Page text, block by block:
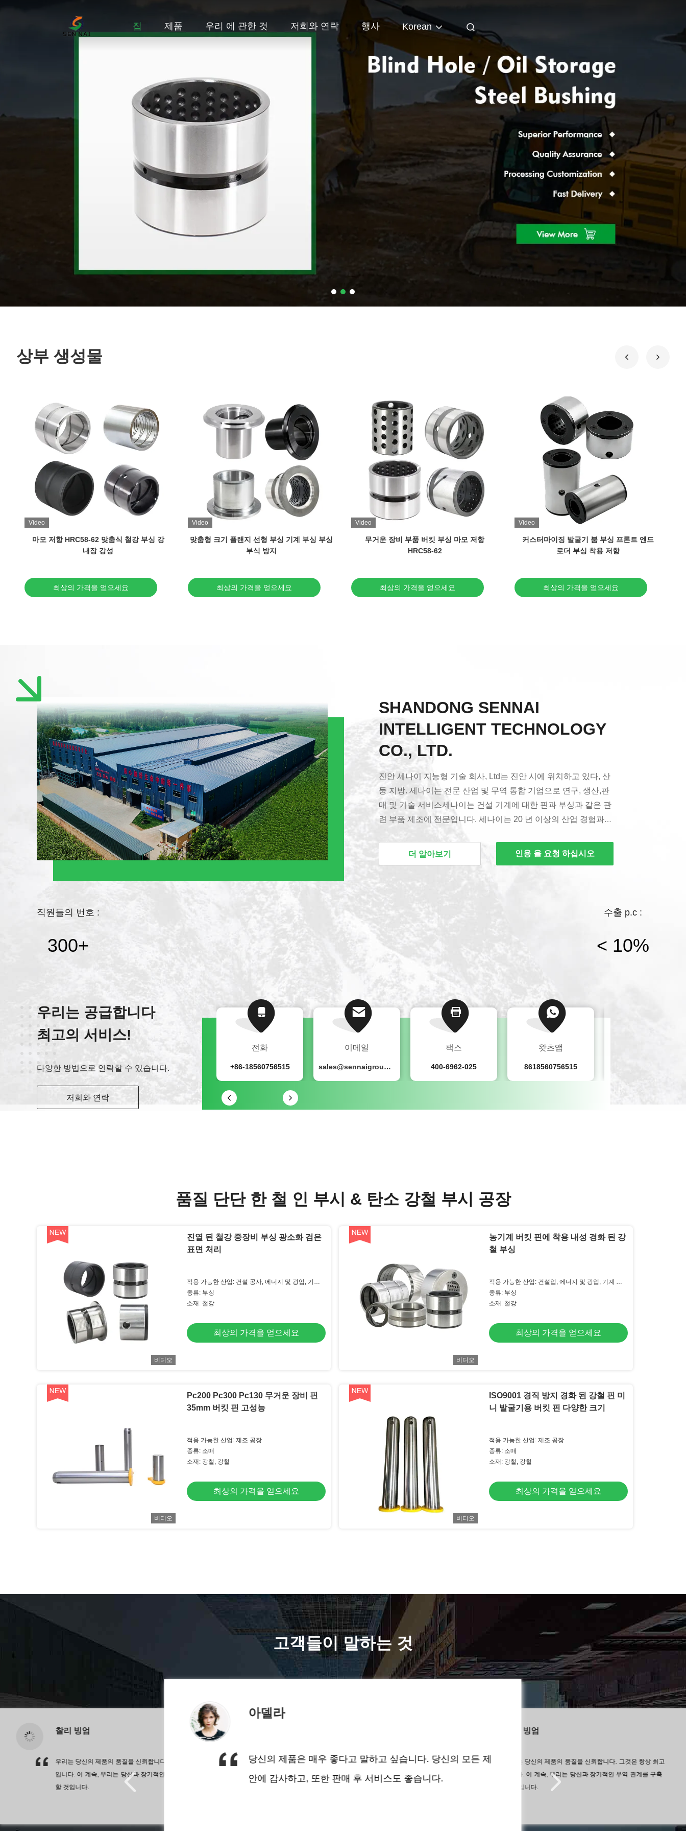
집 제품 우리 에 관한 것 저희와 연락 행사 Korean
상부 생성물
Video
마모 저항 HRC58-62 맞춤식 철강 부싱 강
내장 강성
최상의 가격을 얻으세요
Video
맞춤형 크기 플랜지 선형 부싱 기계 부싱 부싱
부식 방지
최상의 가격을 얻으세요
Video
무거운 장비 부품 버킷 부싱 마모 저항
HRC58-62
최상의 가격을 얻으세요
Video
커스터마이징 발굴기 붐 부싱 프론트 엔드
로더 부싱 착용 저항
최상의 가격을 얻으세요
SHANDONG SENNAI
INTELLIGENT TECHNOLOGY
CO., LTD.
진안 세나이 지능형 기술 회사, Ltd는 진안 시에 위치하고 있다, 산
둥 지방. 세나이는 전문 산업 및 무역 통합 기업으로 연구, 생산,판
매 및 기술 서비스세나이는 건설 기계에 대한 핀과 부싱과 같은 관
련 부품 제조에 전문입니다. 세나이는 20 년 이상의 산업 경험과
글로벌 판매 채널을 가지고 있습니다.국내외적으로 많은 유명한
건설 기계 및 장비 제조업체에 지원 서비스를 제공할 수 있습니다.,
공장은 33,000 평방 미터 면적을 차지합니다. 정밀 롤링 파이프 생
터, 수평 가공 센터, 완전한 열 처리 장비, 고 정밀 밀링 장비, 물리
적 분석 및 테스트 장비 등지원 시설과 함께 대규모 종합 전시실연
구개발실, 전문 테스트실 등...
더 알아보기 인용 을 요청 하십시오
직원들의 번호 :
300+
수출 p.c :
< 10%
우리는 공급합니다
최고의 서비스!
다양한 방법으로 연락할 수 있습니다.
저희와 연락
위챗
+8618560756515
전화
+86-18560756515
이메일
sales@sennaigroup.com
팩스
400-6962-025
왓츠앱
8618560756515
품질 단단 한 철 인 부시 & 탄소 강철 부시 공장
비디오
진열 된 철강 중장비 부싱 광소화 검은
표면 처리
적용 가능한 산업: 건설 공사, 에너지 및 광업, 기계
수리점, 제조 공장, 기타, 호텔, 의류 상점, 건축 자재
상점, 식품 및 음료 공장, 농장, 레스토랑, 가정용, 소
매, 식품점, 인쇄소, 식음
종류: 부싱
소재: 철강
최상의 가격을 얻으세요
비디오
농기계 버킷 핀에 착용 내성 경화 된 강
철 부싱
적용 가능한 산업: 건설업, 에너지 및 광업, 기계 정
비 작업장, 제조 공장, 기타
종류: 부싱
소재: 철강
최상의 가격을 얻으세요
비디오
Pc200 Pc300 Pc130 무거운 장비 핀
35mm 버킷 핀 고성능
적용 가능한 산업: 제조 공장
종류: 소매
소재: 강철, 강철
최상의 가격을 얻으세요
비디오
ISO9001 경직 방지 경화 된 강철 핀 미
니 발굴기용 버킷 핀 다양한 크기
적용 가능한 산업: 제조 공장
종류: 소매
소재: 강철, 강철
최상의 가격을 얻으세요
고객들이 말하는 것
찰리 빙엄
우리는 당신의 제품의 품질을 신뢰합니다. 그것은 항상 최고
입니다. 이 계속, 우리는 당신과 장기적인 무역 관계를 구축
할 것입니다.
아델라
당신의 제품은 매우 좋다고 말하고 싶습니다. 당신의 모든 제
안에 감사하고, 또한 판매 후 서비스도 좋습니다.
찰리 빙엄
우리는 당신의 제품의 품질을 신뢰합니다. 그것은 항상 최고
입니다. 이 계속, 우리는 당신과 장기적인 무역 관계를 구축
할 것입니다.